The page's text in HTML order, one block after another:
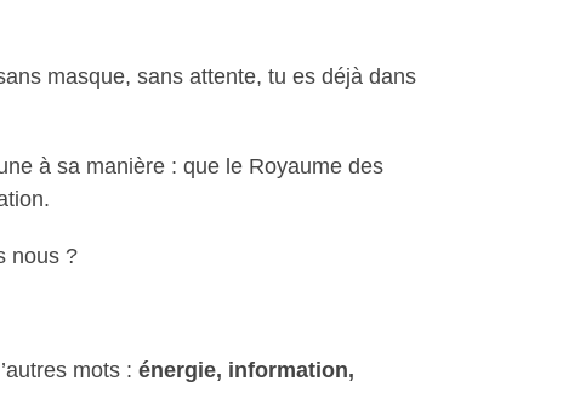
masque, sans attente, tu es déjà dans
à sa manière : que le Royaume des
nous ?
mots : énergie, information,